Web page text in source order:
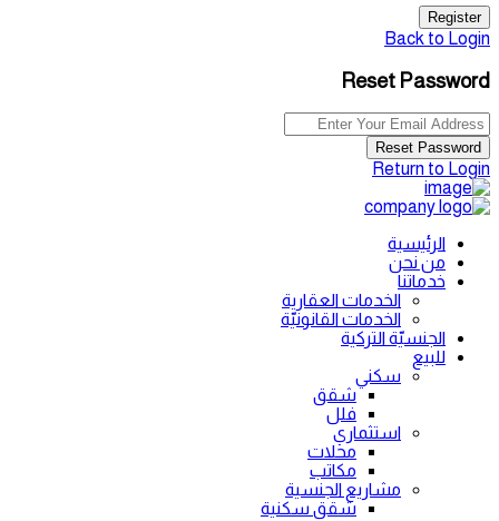
Register
Back to Login
Reset Password
Reset Password
Return to Login
الرئيسية
من نحن
خدماتنا
الخدمات العقارية
الخدمات القانونيّة
الجنسيّة التركية
للبيع
سكني
شقق
فلل
استثماري
محلات
مكاتب
مشاريع الجنسية
شقق سكنية